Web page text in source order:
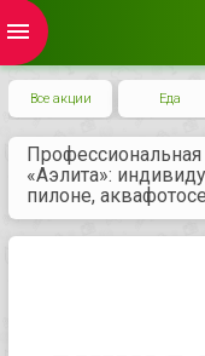
menu
Все акции Еда
Профессиональная
«Аэлита»:
пилоне,